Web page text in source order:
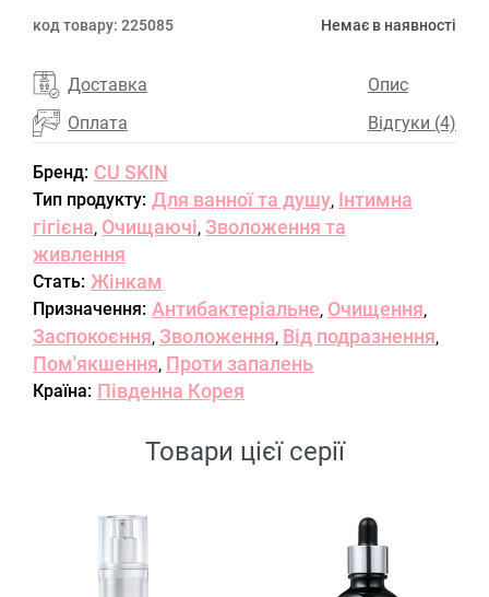
код товару: 225085 Немає в наявності
Доставка
Оплата
Опис
Відгуки (4)
Бренд: CU SKIN
Тип продукту: Для ванної та душу, Інтимна
гігієна, Очищаючі, Зволоження та
живлення
Стать: Жінкам
Призначення: Антибактеріальне, Очищення,
Заспокоєння, Зволоження, Від подразнення,
Пом'якшення, Проти запалень
Країна: Південна Корея
Товари цієї серії